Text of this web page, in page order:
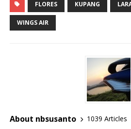
FLORES KUPANG
WINGS AIR
About nbsusanto
1039 Articles